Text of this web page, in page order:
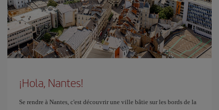
¡Hola, Nantes!
Se rendre à Nantes, c'est découvrir une ville bâtie sur les bords de la